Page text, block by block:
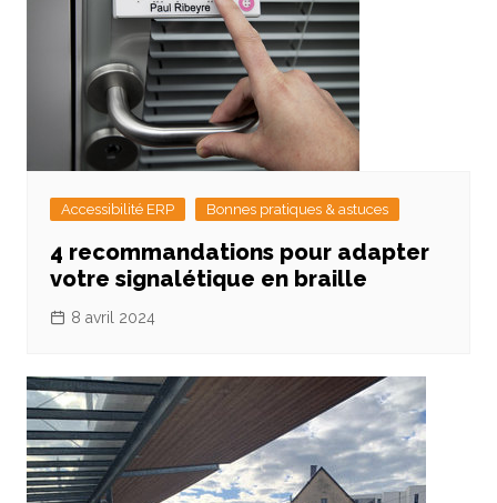
Accessibilité ERP Bonnes pratiques & astuces
4 recommandations pour adapter
votre signalétique en braille
8 avril 2024